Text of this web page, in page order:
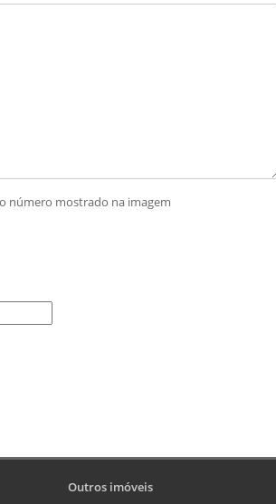
número mostrado na imagem
Outros imóveis